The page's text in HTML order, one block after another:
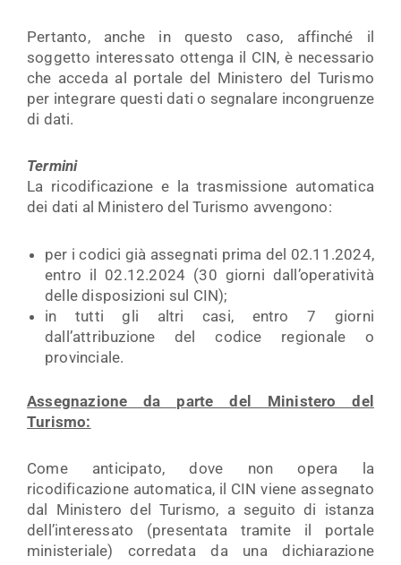
Pertanto, anche in questo caso, affinché il
soggetto interessato ottenga il CIN, è necessario
che acceda al portale del Ministero del Turismo
per integrare questi dati o segnalare incongruenze
di dati.
Termini
La ricodificazione e la trasmissione automatica
dei dati al Ministero del Turismo avvengono:
per i codici già assegnati prima del 02.11.2024,
entro il 02.12.2024 (30 giorni dall’operatività
delle disposizioni sul CIN);
in tutti gli altri casi, entro 7 giorni
dall’attribuzione del codice regionale o
provinciale.
Assegnazione da parte del Ministero del
Turismo:
Come anticipato, dove non opera la
ricodificazione automatica, il CIN viene assegnato
dal Ministero del Turismo, a seguito di istanza
dell’interessato (presentata tramite il portale
ministeriale) corredata da una dichiarazione